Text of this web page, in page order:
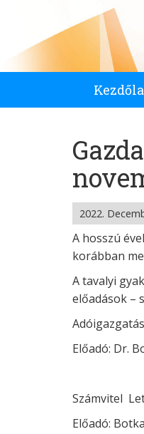
2022.
A hosszú
korábban
A tavalyi
előadások –
Előadó: Dr.
Számvitel
Előadó: